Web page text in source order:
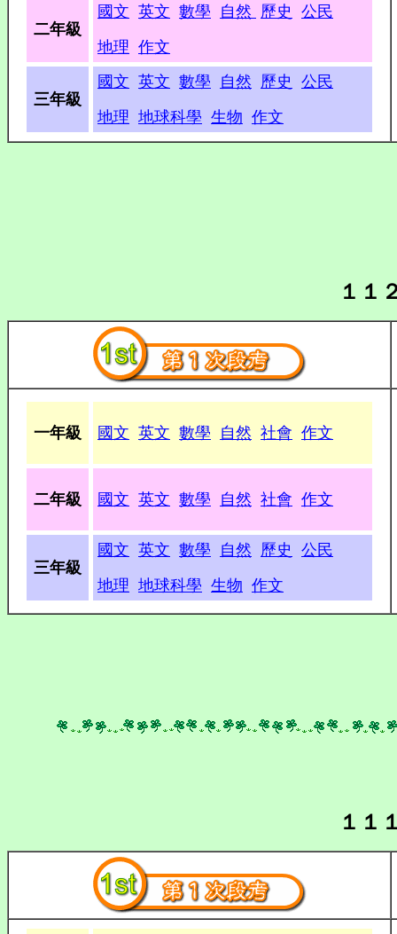
二年級
國文 英文 數學 自然 歷史
公民
地理 作文
三年級
國文 英文 數學 自然 歷史
公民
地理 地球科學 生物 作文
１１
一年級 國文 英文 數學 自然 社會 作文
二年級 國文 英文 數學 自然 社會 作文
三年級
國文 英文 數學 自然 歷史
公民
地理 地球科學 生物 作文
１１